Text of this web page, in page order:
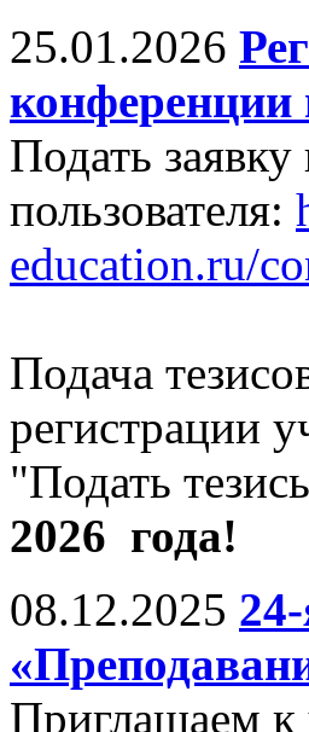
25.01.2026
конференции
Подать
пользователя:
education.ru/
Подача
регистрации
"Подать
2026 года!
08.12.2025
Приглашаем к